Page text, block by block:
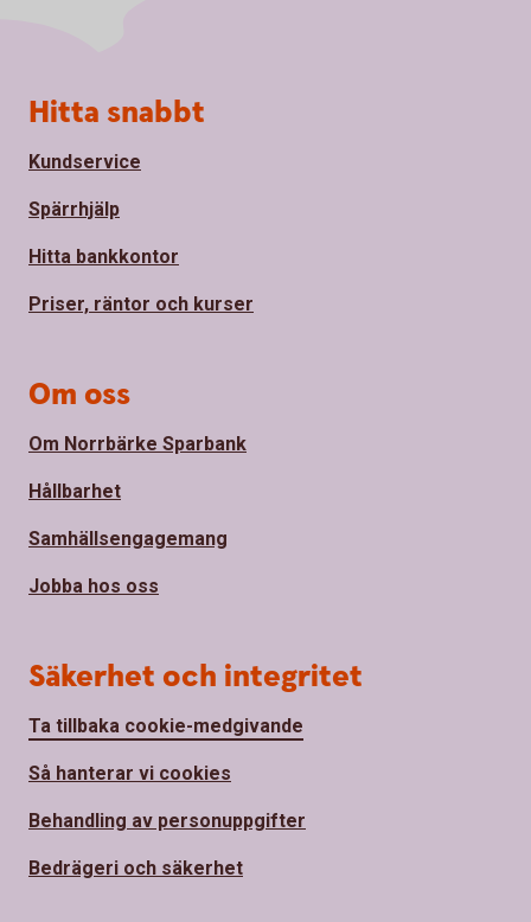
Sidfot
Hitta snabbt
Kundservice
Spärrhjälp
Hitta bankkontor
Priser, räntor och kurser
Om oss
Om Norrbärke Sparbank
Hållbarhet
Samhällsengagemang
Jobba hos oss
Säkerhet och integritet
Ta tillbaka cookie-medgivande
Så hanterar vi cookies
Behandling av personuppgifter
Bedrägeri och säkerhet